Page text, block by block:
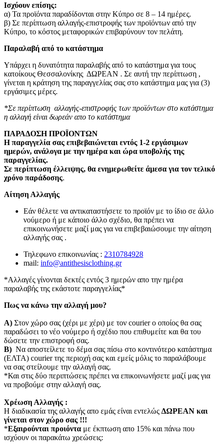
Ισχύουν επίσης:
α) Τα προϊόντα παραδίδονται στην Κύπρο σε 8 – 14 ημέρες.
β) Σε περίπτωση αλλαγής-επιστροφής των προϊόντων από την
Κύπρο, το κόστος μεταφορικών επιβαρύνουν τον πελάτη.
Παραλαβή από το κατάστημα
Υπάρχει η δυνατότητα παραλαβής από το κατάστημα για τους
κατοίκους Θεσσαλονίκης ΔΩΡΕΑΝ . Σε αυτή την περίπτωση ,
γίνεται η κράτηση της παραγγελίας σας στο κατάστημα μας για (3)
εργάσιμες μέρες.
*Σε περίπτωση αλλαγής-επιστροφής των προϊόντων στο κατάστημα
η αλλαγή είναι δωρεάν απο το κατάστημα
ΠΑΡΑΔΟΣΗ ΠΡΟΪΟΝΤΩΝ
Η παραγγελία σας επιβεβαιώνεται εντός 1-2 εργάσιμων
ημερών, ανάλογα με την ημέρα και ώρα υποβολής της
παραγγελίας.
Σε περίπτωση έλλειψης, θα ενημερωθείτε άμεσα για τον τελικό
χρόνο παράδοσης.
Αίτηση Αλλαγής
Εάν θέλετε να αντικαταστήσετε το προϊόν με το ίδιο σε άλλο
νούμερο ή με κάποιο άλλο σχέδιο, θα πρέπει να
επικοινωνήσετε μαζί μας για να επιβεβαιώσουμε την αίτηση
αλλαγής σας .
Τηλεφωνο επικοινωνίας : 2310784928
mail: info@antithesisclothing.gr
*Αλλαγές γίνονται δεκτές εντός 3 ημερών απο την ημέρα
παραλαβής της εκάστοτε παραγγελίας*
Πως να κάνω την αλλαγή μου?
Α) Στον χώρο σας (χέρι με χέρι) με τον courier o οποίος θα σας
παραδώσει το νέο νούμερο ή σχέδιο που επιθυμείτε και θα του
δώσετε την επιστροφή σας.
Β) Να αποστείλετε το δέμα σας πίσω στο κοντινότερο κατάστημα
(ΕΛΤΑ) courier της περιοχή σας και εμείς μόλις το παραλάβουμε
να σας στείλουμε την αλλαγή σας.
*Και στις δύο περιπτώσεις πρέπει να επικοινωνήσετε μαζί μας για
να προβούμε στην αλλαγή σας.
Χρέωση Αλλαγής :
Η διαδικασία της αλλαγής απο εμάς είναι εντελώς ΔΩΡΕΑΝ και
γίνεται στον χώρο σας !!!
*Εξαιρούνται προιόντα με έκπτωση απο 15% και πάνω που
ισχύουν οι παρακάτω χρεώσεις: